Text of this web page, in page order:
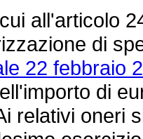
all'articolo
di
22 febbraio
di
relativi oneri